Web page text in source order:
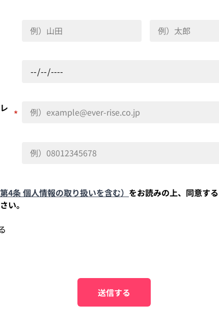
*
4条 個人情報の取り扱いを含む） をお読みの上、同意す
い。
送信する